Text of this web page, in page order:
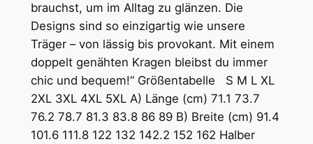
s
s
p
a
n
n
brauchst, um im Alltag zu glänzen. Die
Designs sind so einzigartig wie unsere
Träger – von lässig bis provokant. Mit einem
doppelt genähten Kragen bleibst du immer
chic und bequem!“ Größentabelle S M L XL
2XL 3XL 4XL 5XL A) Länge (cm) 71.1 73.7
76.2 78.7 81.3 83.8 86 89 B) Breite (cm) 91.4
101.6 111.8 122 132 142.2 152 162 Halber